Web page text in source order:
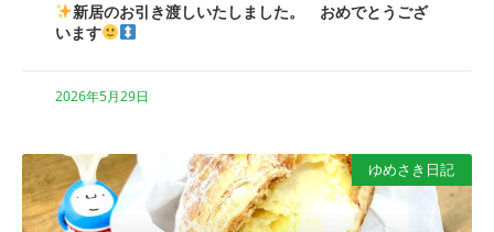
新居のお引き渡しいたしました。 おめでとうござ
います
2026年5月29日
ゆめさき日記